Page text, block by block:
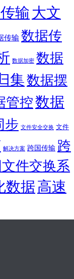
输大文
传输数据传
数据加密 数据
集数据摆
管控数据
步 文件安全交换 文件
解决方案 跨国传输 跨
件交换系
数据高速